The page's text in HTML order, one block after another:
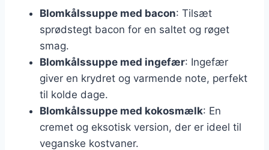
Blomkålssuppe med bacon: Tilsæt
sprødstegt bacon for en saltet og røget
smag.
Blomkålssuppe med ingefær: Ingefær
giver en krydret og varmende note, perfekt
til kolde dage.
Blomkålssuppe med kokosmælk: En
cremet og eksotisk version, der er ideel til
veganske kostvaner.